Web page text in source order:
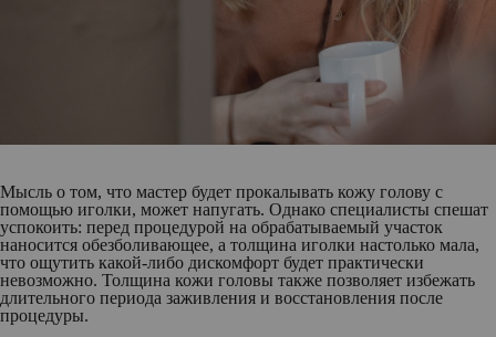
Мысль о том, что мастер будет прокалывать кожу голову с
помощью иголки, может напугать. Однако специалисты спешат
успокоить: перед процедурой на обрабатываемый участок
наносится обезболивающее, а толщина иголки настолько мала,
что ощутить какой-либо дискомфорт будет практически
невозможно. Толщина кожи головы также позволяет избежать
длительного периода заживления и восстановления после
процедуры.